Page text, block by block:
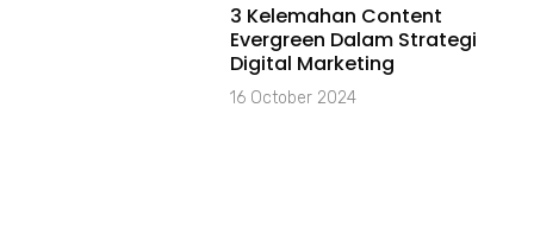
3 Kelemahan Content
Evergreen Dalam Strategi
Digital Marketing
16 October 2024